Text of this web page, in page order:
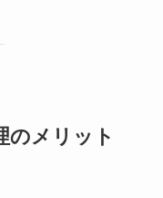
のメリット